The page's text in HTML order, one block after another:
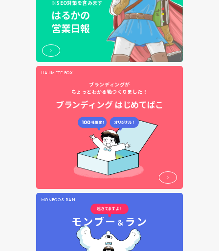
※SEO対策を含みます
はるかの
営業日報
HAJIMETE BOX
ブランディングが
ちょっとわかる箱つくりました！
ブランディング はじめてばこ
MONBOO & RAN
モンブー ＆ ラン